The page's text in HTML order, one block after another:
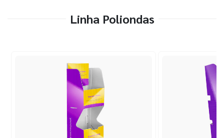
Linha Poliondas